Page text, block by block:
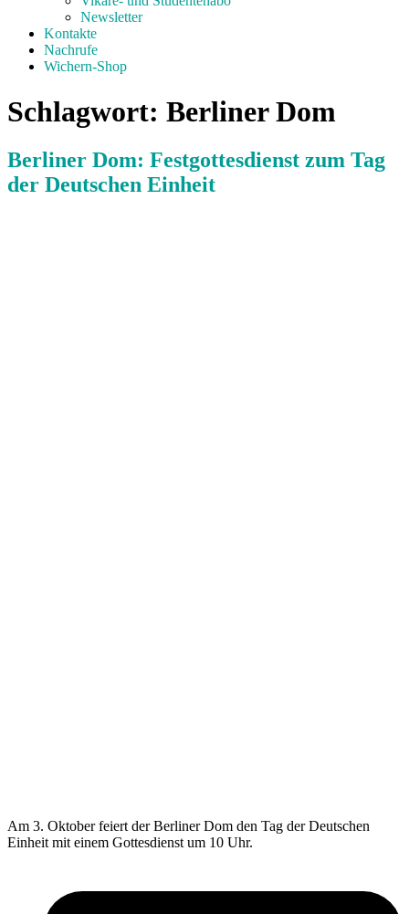
Newsletter
Kontakte
Nachrufe
Wichern-Shop
Schlagwort: Berliner Dom
Berliner Dom: Festgottesdienst zum Tag
der Deutschen Einheit
Am 3. Oktober feiert der Berliner Dom den Tag der Deutschen
Einheit mit einem Gottesdienst um 10 Uhr.